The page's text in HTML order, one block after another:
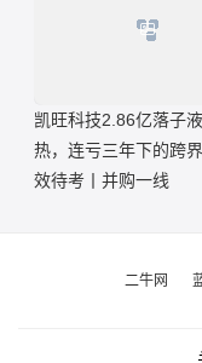
凯旺科技2.86亿落子
热，连亏三年下的跨
效待考丨并购一线
二牛网